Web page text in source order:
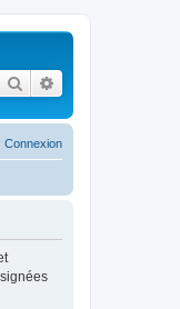
Rechercher
Connexion